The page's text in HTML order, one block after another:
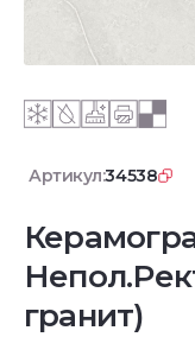
Артикул:34538
гранит)